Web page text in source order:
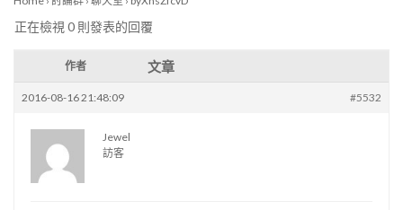
正在檢視 0 則發表的回覆
作者 文章
2016-08-16 21:48:09 #5532
Jewel
訪客